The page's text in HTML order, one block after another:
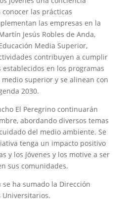
las prácticas
las empresas en la
Jesús Robles de Anda,
Media Superior,
contribuyen a cumplir
en los programas
superior y se alinean con
2030.
El Peregrino continuarán
abordando diversos temas
del medio ambiente. Se
tenga un impacto positivo
y los jóvenes y los motive a ser
sus comunidades.
se ha sumado la Dirección
Universitarios.